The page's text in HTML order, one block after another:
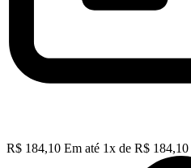
R$ 184,10 Em até 1x de R$ 184,10